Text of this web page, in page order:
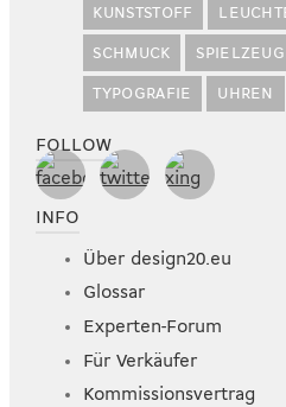
KUNSTSTOFF
SCHMUCK SPIELZEUG
TYPOGRAFIE UHREN
FOLLOW
INFO
Über design20.eu
Glossar
Experten-Forum
Für Verkäufer
Kommissionsvertrag